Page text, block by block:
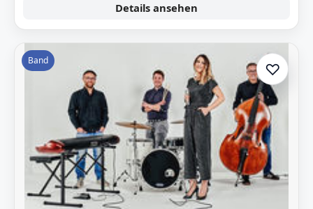
Details ansehen
Band ♡Zur